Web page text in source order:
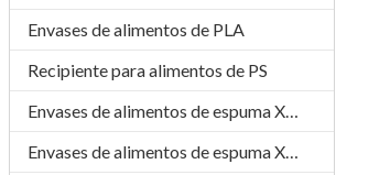
Envases de alimentos de PLA
Recipiente para alimentos de PS
Envases de alimentos de espuma XPS
Envases de alimentos de espuma XPP